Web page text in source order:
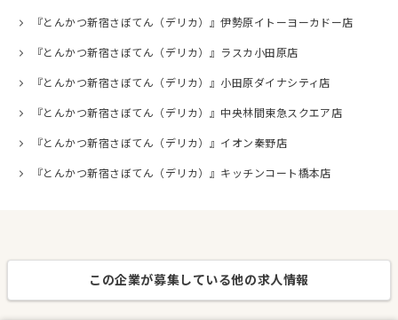
『とんかつ新宿さぼてん（デリカ）』伊勢原イトーヨーカドー店
『とんかつ新宿さぼてん（デリカ）』ラスカ小田原店
『とんかつ新宿さぼてん（デリカ）』小田原ダイナシティ店
『とんかつ新宿さぼてん（デリカ）』中央林間東急スクエア店
『とんかつ新宿さぼてん（デリカ）』イオン秦野店
『とんかつ新宿さぼてん（デリカ）』キッチンコート橋本店
この企業が募集している他の求人情報